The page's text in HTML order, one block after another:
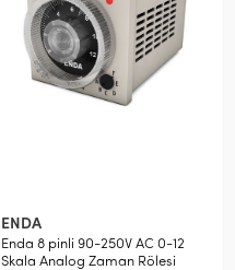
ENDA
Enda 8 pinli 90-250V AC 0-12
Skala Analog Zaman Rölesi